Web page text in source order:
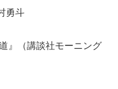
勇斗
』（講談社モーニング